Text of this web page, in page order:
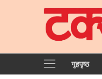
गृहपृष्‍ठ